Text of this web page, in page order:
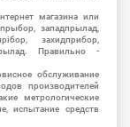
магазина или
западпрылад,
захидприбор,
Правильно -
обслуживание
производителей
метрологические
испытание средств